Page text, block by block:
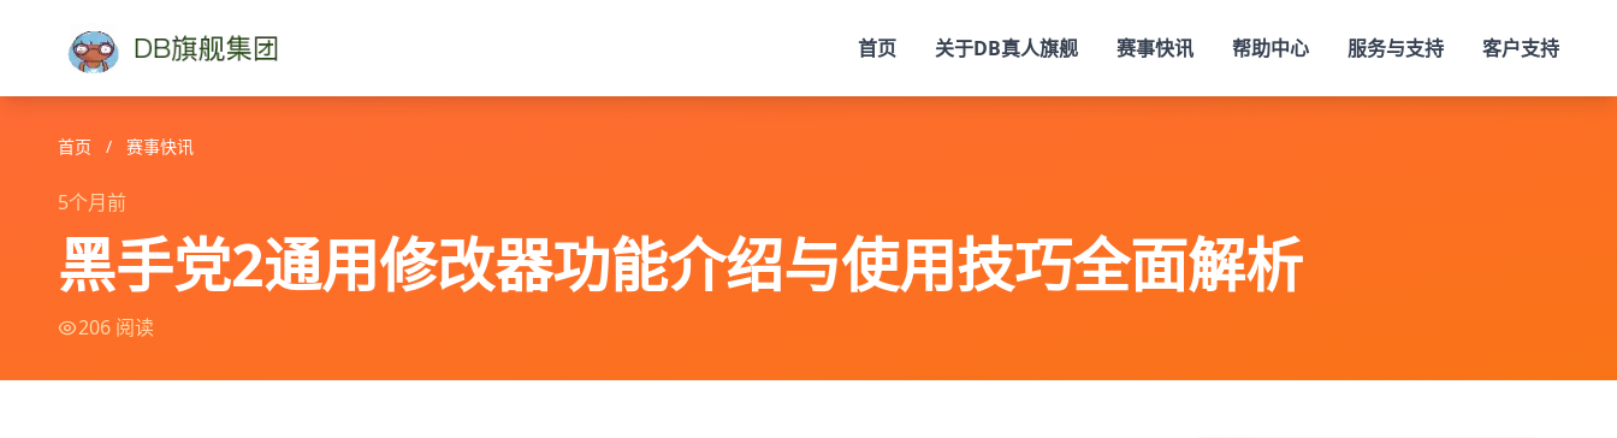
首页 关于DB真人旗舰 赛事快讯 帮助中心 服务与支持 客户支持
首页 / 赛事快讯
5个月前
黑手党2通用修改器功能介绍与使用技巧全面解析
206 阅读